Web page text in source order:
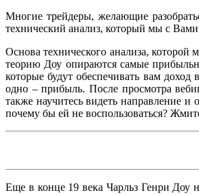
Многие трейдеры, желающие
технический анализ, который мы с Вами
Основа технического анализа,
теорию Доу опираются самые
которые будут обеспечивать вам
одно – прибыль. После просмотра
также научитесь видеть направление
почему бы ей не воспользоваться?
Еще в конце 19 века Чарльз Генри Доу